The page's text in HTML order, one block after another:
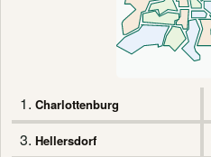
1. Charlottenburg
3. Hellersdorf